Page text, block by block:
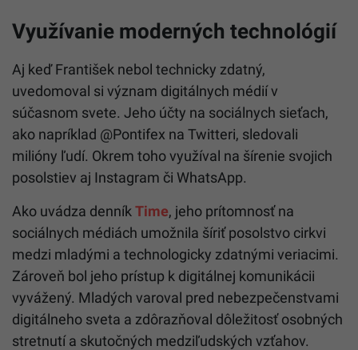
Využívanie moderných technológií
Aj keď František nebol technicky zdatný,
uvedomoval si význam digitálnych médií v
súčasnom svete. Jeho účty na sociálnych sieťach,
ako napríklad @Pontifex na Twitteri, sledovali
milióny ľudí. Okrem toho využíval na šírenie svojich
posolstiev aj Instagram či WhatsApp.
Ako uvádza denník Time, jeho prítomnosť na
sociálnych médiách umožnila šíriť posolstvo cirkvi
medzi mladými a technologicky zdatnými veriacimi.
Zároveň bol jeho prístup k digitálnej komunikácii
vyvážený. Mladých varoval pred nebezpečenstvami
digitálneho sveta a zdôrazňoval dôležitosť osobných
stretnutí a skutočných medziľudských vzťahov.